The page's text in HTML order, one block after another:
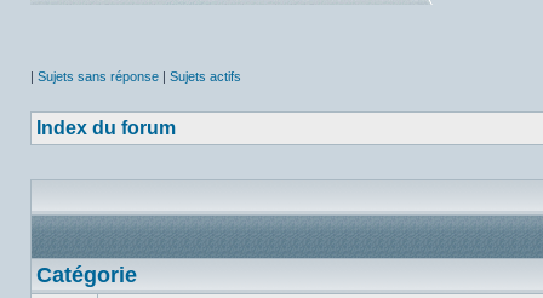
| Sujets sans réponse | Sujets actifs
Index du forum
Catégorie